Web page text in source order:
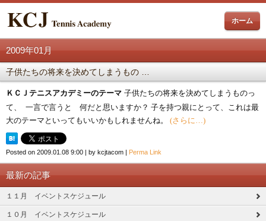
ホーム
2009年01月
子供たちの将来を決めてしまうもの …
ＫＣＪテニスアカデミーのテーマ 子供たちの将来を決めてしまうものっ
て、
一言で言うと 何だと思いますか？ 子を持つ親にとって、これは最
大のテーマといってもいいかもしれませんね。 (さらに…)
Posted on 2009.01.08 9:00 | by kcjtacom | Perma Link
最新の記事
１１月 イベントスケジュール
１０月 イベントスケジュール